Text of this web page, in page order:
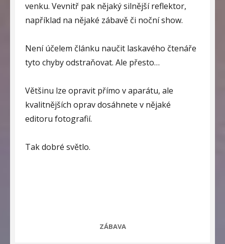
venku. Vevnitř pak nějaký silnější reflektor,
například na nějaké zábavě či noční show.
Není účelem článku naučit laskavého čtenáře
tyto chyby odstraňovat. Ale přesto…
Většinu lze opravit přímo v aparátu, ale
kvalitnějších oprav dosáhnete v nějaké
editoru fotografií.
Tak dobré světlo.
CATEGORIES
ZÁBAVA